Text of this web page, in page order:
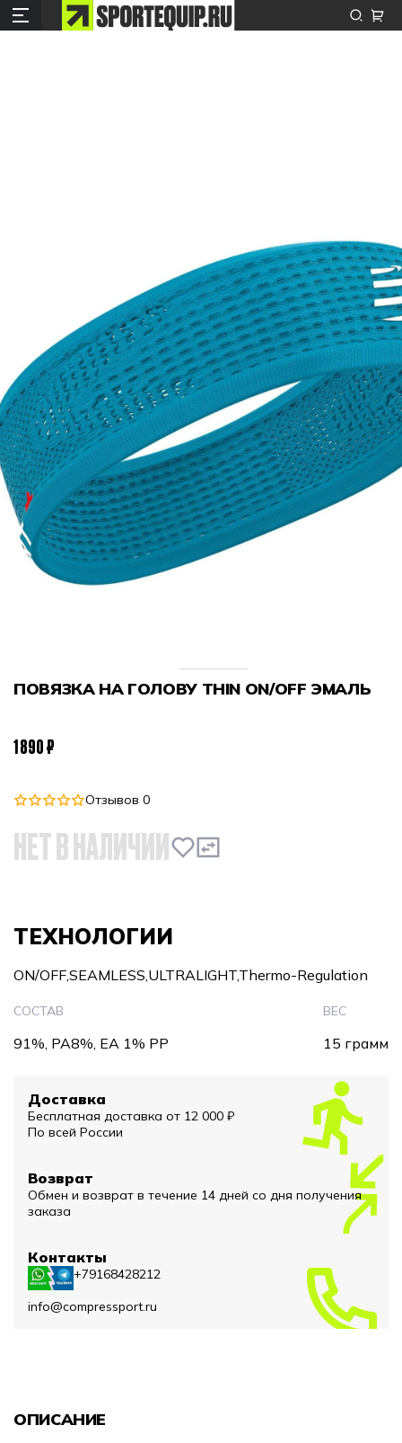
Отзывов 0
ПОВЯЗКА НА ГОЛОВУ THIN ON/OFF ЭМАЛЬ
1 890 ₽
НЕТ В НАЛИЧИИ
ТЕХНОЛОГИИ
ON/OFF,SEAMLESS,ULTRALIGHT,Thermo-Regulation
СОСТАВ
91%, PA8%, EA 1% PP
ВЕС
15 грамм
Доставка
Бесплатная доставка от 12 000 ₽
По всей России
Возврат
Обмен и возврат в течение 14 дней со дня получения
заказа
Контакты
+79168428212
info@compressport.ru
ОПИСАНИЕ